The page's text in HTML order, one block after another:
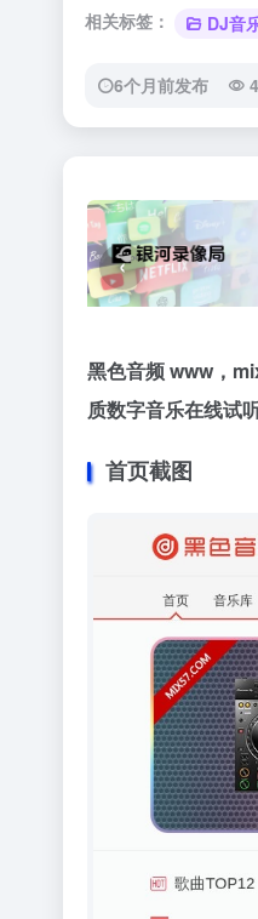
相关标签： DJ音
6个月前发布
‹
黑色音频 www，
质数字音乐在线试
首页截图